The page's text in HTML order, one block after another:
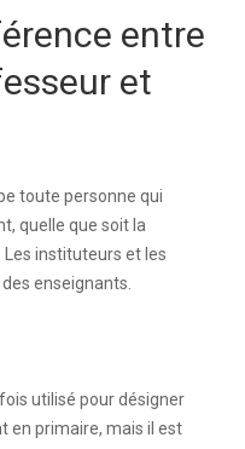
entre
et
toute personne qui
quelle que soit la
Les instituteurs et les
enseignants.
utilisé pour désigner
en primaire, mais il est